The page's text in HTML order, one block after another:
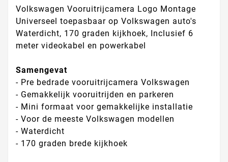
Volkswagen Vooruitrijcamera Logo Montage
Universeel toepasbaar op Volkswagen auto's
Waterdicht, 170 graden kijkhoek, Inclusief 6
meter videokabel en powerkabel
Samengevat
- Pre bedrade vooruitrijcamera Volkswagen
- Gemakkelijk vooruitrijden en parkeren
- Mini formaat voor gemakkelijke installatie
- Voor de meeste Volkswagen modellen
- Waterdicht
- 170 graden brede kijkhoek